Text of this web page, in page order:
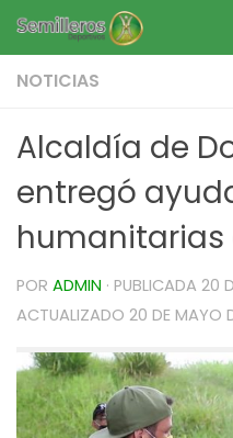
Saltar al contenido
NOTICIAS
Alcaldía de
entregó
POR ADMIN · PUBLICADA 20
ACTUALIZADO 20 DE MAYO